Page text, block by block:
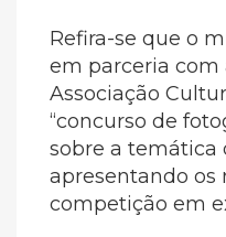
Refira-se que o
em parceria com
Associação
“concurso de
sobre a temática
apresentando os
competição em